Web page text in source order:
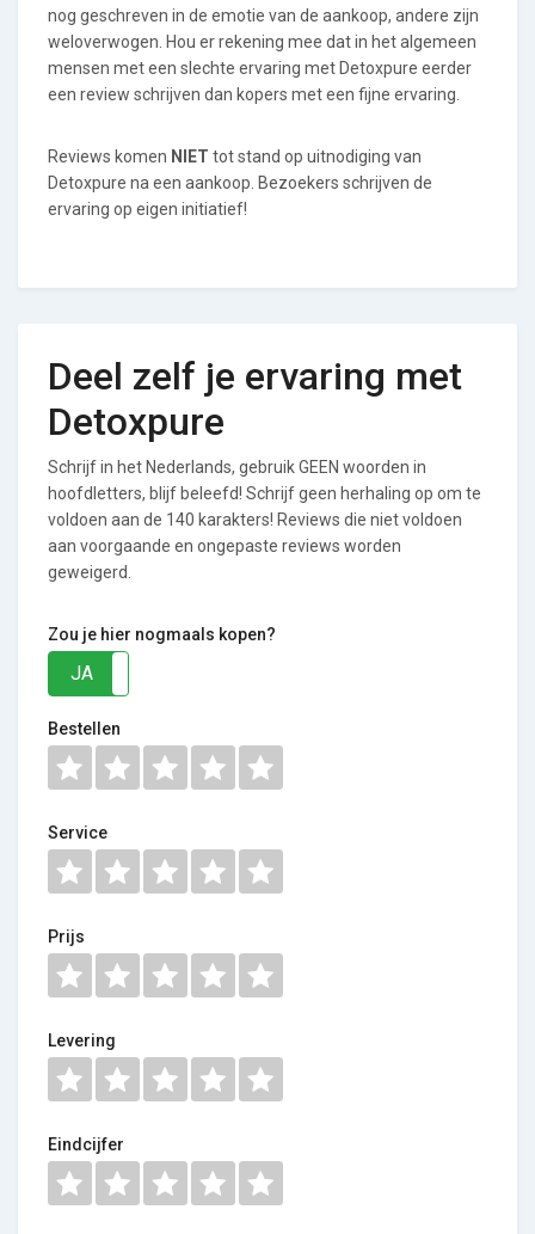
nog geschreven in de emotie van de aankoop, andere zijn
weloverwogen. Hou er rekening mee dat in het algemeen
mensen met een slechte ervaring met Detoxpure eerder
een review schrijven dan kopers met een fijne ervaring.
Reviews komen NIET tot stand op uitnodiging van
Detoxpure na een aankoop. Bezoekers schrijven de
ervaring op eigen initiatief!
Deel zelf je ervaring met
Detoxpure
Schrijf in het Nederlands, gebruik GEEN woorden in
hoofdletters, blijf beleefd! Schrijf geen herhaling op om te
voldoen aan de 140 karakters! Reviews die niet voldoen
aan voorgaande en ongepaste reviews worden
geweigerd.
Zou je hier nogmaals kopen?
JA
Bestellen
Service
Prijs
Levering
Eindcijfer